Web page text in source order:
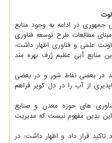
در ادامه به وجود منابع
مطالعات طرح توسعه فناوری
علمی و فناوری اظهار داشت:
منابع آبی عظیم ژرف بهره مند
در بعضی نقاط شور و در بعضی
از آب را در دل کویر فراهم
های حوزه معدن و صنایع
این بدین مفهوم نیست که مدیریت
قرار داد و اظهار داشت: در